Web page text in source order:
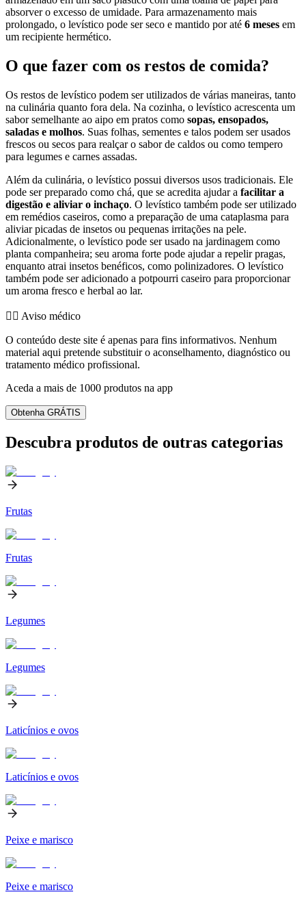
absorver o excesso de umidade. Para armazenamento mais
prolongado, o levístico pode ser seco e mantido por até 6 meses em
um recipiente hermético.
O que fazer com os restos de comida?
Os restos de levístico podem ser utilizados de várias maneiras, tanto
na culinária quanto fora dela. Na cozinha, o levístico acrescenta um
sabor semelhante ao aipo em pratos como sopas, ensopados,
saladas e molhos. Suas folhas, sementes e talos podem ser usados
frescos ou secos para realçar o sabor de caldos ou como tempero
para legumes e carnes assadas.
Além da culinária, o levístico possui diversos usos tradicionais. Ele
pode ser preparado como chá, que se acredita ajudar a facilitar a
digestão e aliviar o inchaço. O levístico também pode ser utilizado
em remédios caseiros, como a preparação de uma cataplasma para
aliviar picadas de insetos ou pequenas irritações na pele.
Adicionalmente, o levístico pode ser usado na jardinagem como
planta companheira; seu aroma forte pode ajudar a repelir pragas,
enquanto atrai insetos benéficos, como polinizadores. O levístico
também pode ser adicionado a potpourri caseiro para proporcionar
um aroma fresco e herbal ao lar.
👨‍⚕️️ Aviso médico
O conteúdo deste site é apenas para fins informativos. Nenhum
material aqui pretende substituir o aconselhamento, diagnóstico ou
tratamento médico profissional.
Aceda a mais de 1000 produtos na app
Obtenha GRÁTIS
Descubra produtos de outras categorias
Frutas
Frutas
Legumes
Legumes
Laticínios e ovos
Laticínios e ovos
Peixe e marisco
Peixe e marisco